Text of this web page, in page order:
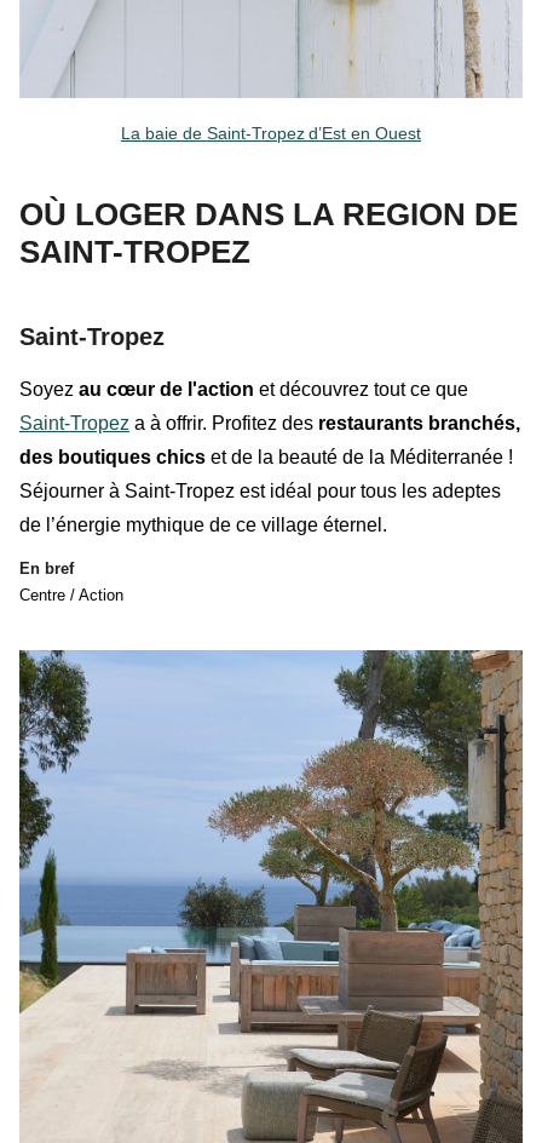
La baie de Saint-Tropezd’Est en Ouest
OÙ LOGER DANS LA REGION DE
SAINT-TROPEZ
Saint-Tropez
Soyez au cœur de l'action et découvrez tout ce que
Saint-Tropez a à offrir. Profitez des restaurants branchés,
des boutiques chics et de la beauté de la Méditerranée !
Séjourner à Saint-Tropez est idéal pour tous les adeptes
de l’énergie mythique de ce village éternel.
En bref
Centre / Action